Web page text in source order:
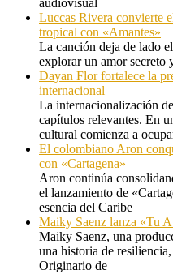
Luccas Rivera convierte
tropical con «Amantes»
La canción deja de lado
explorar un amor secreto
Dayan Flor fortalece la
internacional
La internacionalización
capítulos relevantes. En
cultural comienza a
El colombiano Aron
con «Cartagena»
Aron continúa
el lanzamiento de
esencia del Caribe
Maiky Saenz lanza «Tu
Maiky Saenz, una
una historia de
Originario de